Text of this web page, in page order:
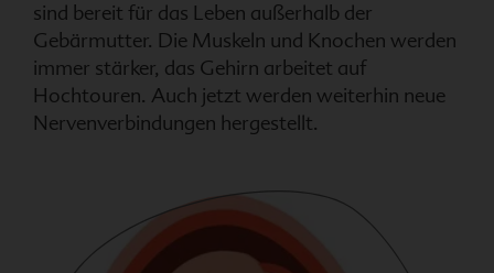
sind bereit für das Leben außerhalb der
Gebärmutter. Die Muskeln und Knochen werden
immer stärker, das Gehirn arbeitet auf
Hochtouren. Auch jetzt werden weiterhin neue
Nervenverbindungen hergestellt.